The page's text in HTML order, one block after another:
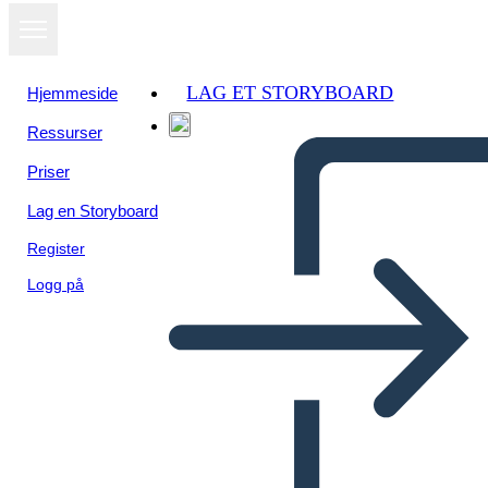
Hjemmeside
Ressurser
Priser
Lag en Storyboard
Register
Logg på
LAG ET STORYBOARD